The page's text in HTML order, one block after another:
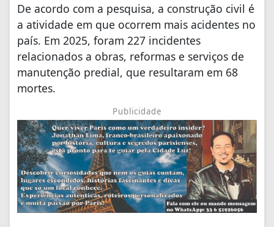
De acordo com a pesquisa, a construção civil é
a atividade em que ocorrem mais acidentes no
país. Em 2025, foram 227 incidentes
relacionados a obras, reformas e serviços de
manutenção predial, que resultaram em 68
mortes.
Publicidade